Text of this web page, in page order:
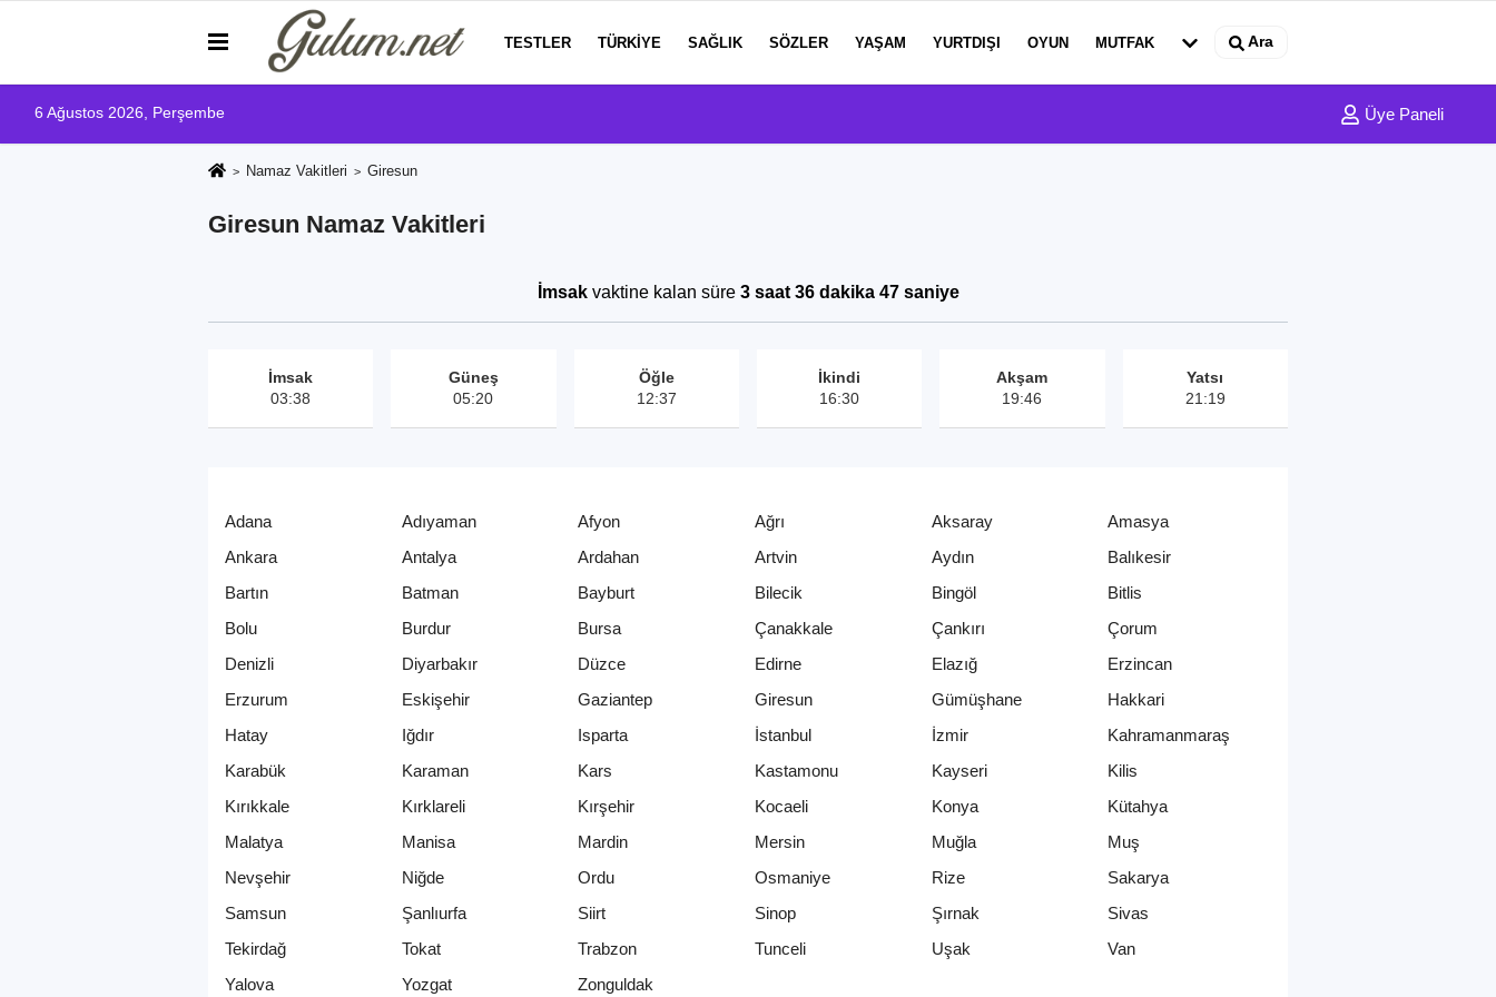
TESTLER TÜRKIYE SAĞLIK SÖZLER YAŞAM YURTDIŞI OYUN MUTFAK Ara
6 Ağustos 2026, Perşembe Üye Paneli
Namaz Vakitleri Giresun
Giresun Namaz Vakitleri
İmsakvaktine kalan süre 3 saat 36 dakika 47 saniye
İmsak
03:38
Güneş
05:20
Öğle
12:37
İkindi
16:30
Akşam
19:46
Yatsı
21:19
Adana Adıyaman Afyon Ağrı Aksaray
Amasya
Ankara
Antalya Ardahan Artvin Aydın
Balıkesir
Bartın
Batman Bayburt Bilecik Bingöl
Bitlis
Bolu
Burdur Bursa Çanakkale Çankırı
Çorum
Denizli
Diyarbakır Düzce Edirne Elazığ
Erzincan
Erzurum
Eskişehir Gaziantep Giresun Gümüşhane
Hakkari
Hatay
Iğdır Isparta İstanbul İzmir
Kahramanmaraş
Karabük
Karaman Kars Kastamonu Kayseri
Kilis
Kırıkkale
Kırklareli Kırşehir Kocaeli Konya
Kütahya
Malatya
Manisa Mardin Mersin Muğla
Muş
Nevşehir
Niğde Ordu Osmaniye Rize
Sakarya
Samsun
Şanlıurfa Siirt Sinop Şırnak
Sivas
Tekirdağ
Tokat Trabzon Tunceli Uşak
Van
Yalova
Yozgat Zonguldak